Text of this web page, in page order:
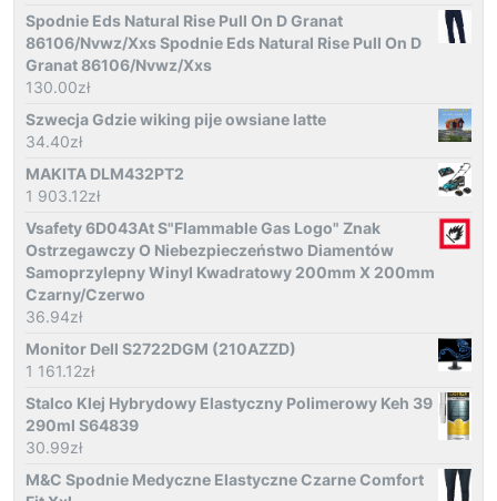
Spodnie Eds Natural Rise Pull On D Granat
86106/Nvwz/Xxs Spodnie Eds Natural Rise Pull On D
Granat 86106/Nvwz/Xxs
130.00zł
Szwecja Gdzie wiking pije owsiane latte
34.40zł
MAKITA DLM432PT2
1 903.12zł
Vsafety 6D043At S"Flammable Gas Logo" Znak
Ostrzegawczy O Niebezpieczeństwo Diamentów
Samoprzylepny Winyl Kwadratowy 200mm X 200mm
Czarny/Czerwo
36.94zł
Monitor Dell S2722DGM (210AZZD)
1 161.12zł
Stalco Klej Hybrydowy Elastyczny Polimerowy Keh 39
290ml S64839
30.99zł
M&C Spodnie Medyczne Elastyczne Czarne Comfort